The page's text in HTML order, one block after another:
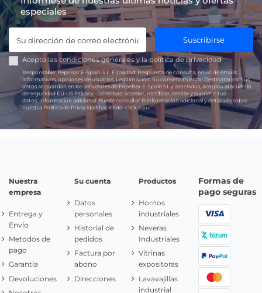
especiales
Suscribirse
Acepto las condiciones generales y lapolítica de privacidad
Responsable:PepeBar E-Spain S.L. Finalidad: Respuesta de consulta, envío de emails
informativos, opiniones de usuarios. Legitimación: Su consentimiento. Destinatarios: Sus
datos se guardan en los servidores de PepeBar E-Spain SL y asociados, acogido al acuerdo
de seguridad EU-US Privacy.
Derechos: acceder, rectificar, limitar y suprimir tus
datos. Información adicional:Puede consultar la información adicional y detallada sobre
nuestra Política de Privacidad haciendoclick aquí.
Nuestra
empresa
Entrega y
Envío
Metodos de
pago
Garantía
Devoluciones
Su cuenta
Datos
personales
Historial de
pedidos
Factura por
abono
Direcciones
Productos
Hornos
industriales
Neveras
Industriales
Vitrinas
expositoras
Lavavajillas
industrial
Formas de
pago seguras